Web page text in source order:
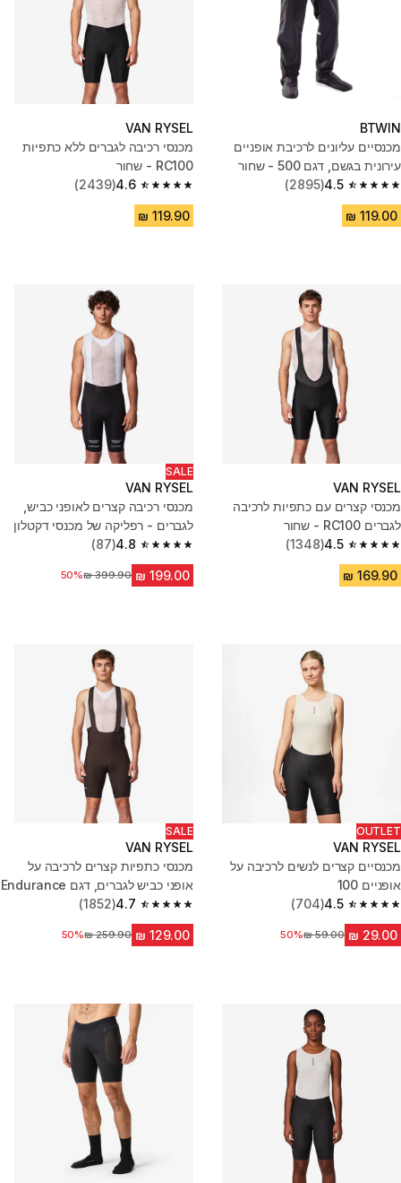
BTWIN
מכנסיים עליונים לרכיבת אופניים
עירונית בגשם, דגם 500 - שחור
4.5
4.5 out of 5 stars from 2895 reviews
(2895)
VAN RYSEL
מכנסי רכיבה לגברים ללא כתפיות
RC100 - שחור
4.6
4.6 out of 5 stars from 2439 reviews
(2439)
VAN RYSEL
מכנסי קצרים עם כתפיות לרכיבה
לגברים RC100 - שחור
4.5
4.5 out of 5 stars from 1348 reviews
(1348)
SALE
VAN RYSEL
מכנסי רכיבה קצרים לאופני כביש,
לגברים - רפליקה של מכנסי דקטלון
CMA CGM
4.8
4.8 out of 5 stars from 87 reviews
(87)
מחיר לפני הנחה
50%
OUTLET
VAN RYSEL
מכנסיים קצרים לנשים לרכיבה על
אופניים 100
4.5
4.5 out of 5 stars from 704 reviews
(704)
מחיר לפני הנחה‏59.00 ₪
50%
SALE
VAN RYSEL
מכנסי כתפיות קצרים לרכיבה על
אופני כביש לגברים, דגם Endurance
- חום
4.7
4.7 out of 5 stars from 1852 reviews
(1852)
מחיר לפני הנחה
50%